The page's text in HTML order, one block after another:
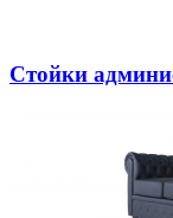
Стойки